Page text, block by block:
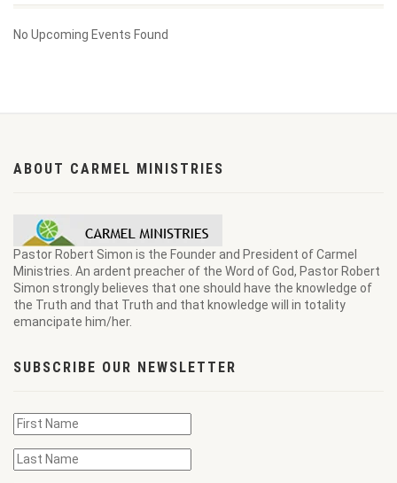
No Upcoming Events Found
ABOUT CARMEL MINISTRIES
Pastor Robert Simon is the Founder and President of Carmel
Ministries. An ardent preacher of the Word of God, Pastor Robert
Simon strongly believes that one should have the knowledge of
the Truth and that Truth and that knowledge will in totality
emancipate him/her.
SUBSCRIBE OUR NEWSLETTER